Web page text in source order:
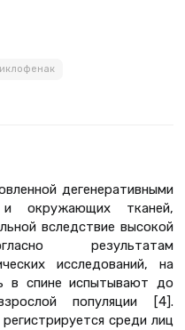
дегенеративными
и окружающих тканей,
вследствие высокой
результатам
исследований, на
в спине испытывают до
популяции [4].
среди лиц